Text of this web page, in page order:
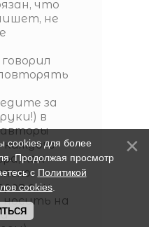
что
не
за
в
авторы
каждого
как
они
носить на
cookies для более
Продолжая просмотр
с Политикой
cookies